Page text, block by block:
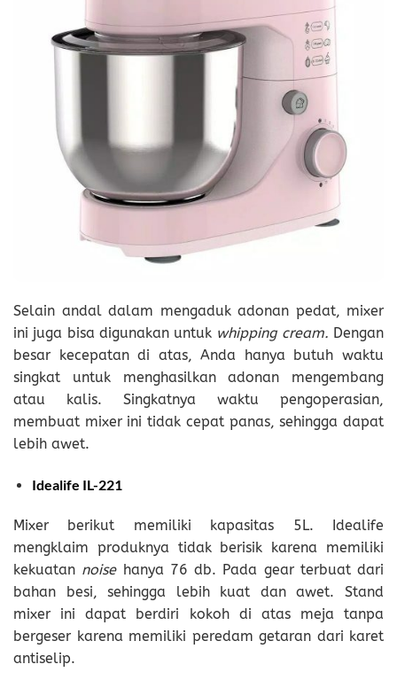
Selain andal dalam mengaduk adonan pedat, mixer
ini juga bisa digunakan untuk whipping cream. Dengan
besar kecepatan di atas, Anda hanya butuh waktu
singkat untuk menghasilkan adonan mengembang
atau kalis. Singkatnya waktu pengoperasian,
membuat mixer ini tidak cepat panas, sehingga dapat
lebih awet.
Idealife IL-221
Mixer berikut memiliki kapasitas 5L. Idealife
mengklaim produknya tidak berisik karena memiliki
kekuatan noise hanya 76 db. Pada gear terbuat dari
bahan besi, sehingga lebih kuat dan awet. Stand
mixer ini dapat berdiri kokoh di atas meja tanpa
bergeser karena memiliki peredam getaran dari karet
antiselip.